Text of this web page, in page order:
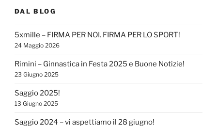
DAL BLOG
5xmille – FIRMA PER NOI. FIRMA PER LO SPORT!
24 Maggio 2026
Rimini – Ginnastica in Festa 2025 e Buone Notizie!
23 Giugno 2025
Saggio 2025!
13 Giugno 2025
Saggio 2024 – vi aspettiamo il 28 giugno!